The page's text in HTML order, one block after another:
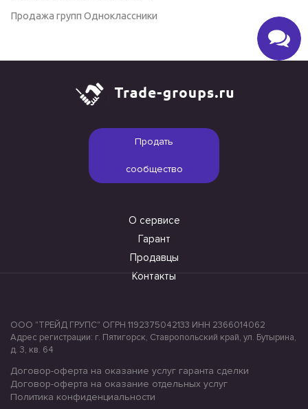
Продажа групп Одноклассники
Продать
сообщество
О сервисе
Гарант
Продавцы
Контакты
ООО "ТРЕЙД ГРУПС" ОГРН 1192375042133 ИНН 2366014062
Адрес регистрации: г. Пятигорск, Ставропольский край, ул. Бутырина,
д. 3, кв. 64
Договор-оферта на оказание услуг гаранта сделки
Договор-оферта на оказание отдельных услуг
Политика конфиденциальности